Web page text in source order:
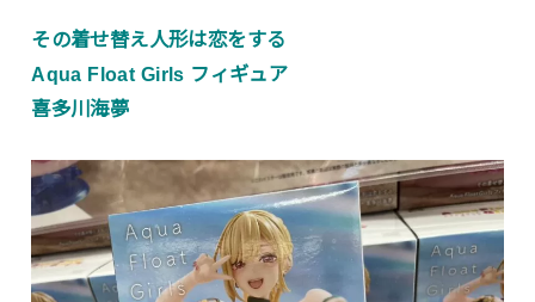
その着せ替え人形は恋をする
Aqua Float Girls フィギュア
喜多川海夢